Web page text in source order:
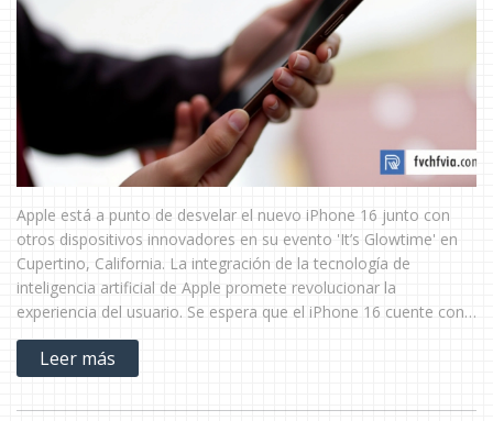
Apple está a punto de desvelar el nuevo iPhone 16 junto con
otros dispositivos innovadores en su evento 'It’s Glowtime' en
Cupertino, California. La integración de la tecnología de
inteligencia artificial de Apple promete revolucionar la
experiencia del usuario. Se espera que el iPhone 16 cuente con
el potente chip A18 y presenta un salto significativ en las
capacidades de Siri entre otras mejoras.
Leer más